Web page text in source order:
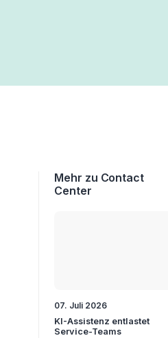
Mehr zu Contact
Center
07. Juli 2026
KI-Assistenz entlastet
Service-Teams